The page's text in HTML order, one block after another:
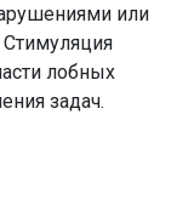
или
лобных
задач.